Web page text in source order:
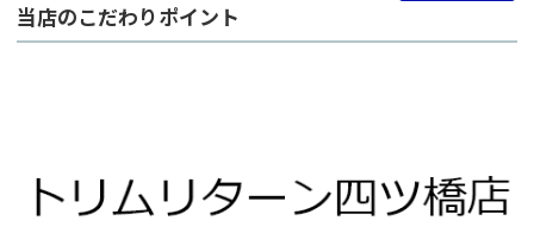
当店のこだわりポイント